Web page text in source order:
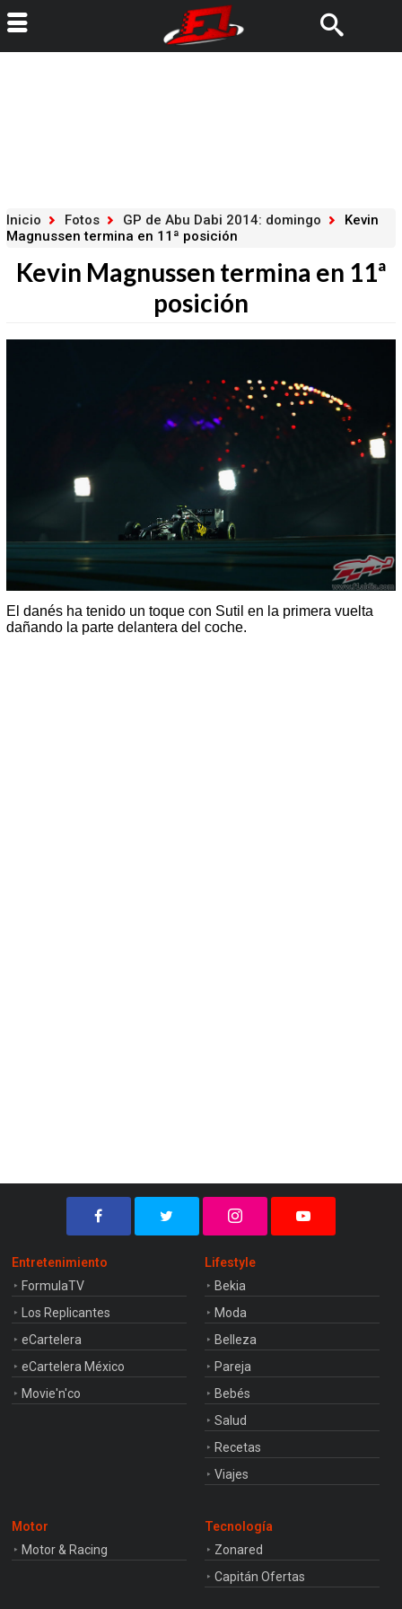
Inicio Fotos GP de Abu Dabi 2014: domingo
Kevin
Magnussen termina en 11ª posición
Kevin Magnussen termina en 11ª
posición
El danés ha tenido un toque con Sutil en la primera vuelta
dañando la parte delantera del coche.
Entretenimiento
FormulaTV
Los Replicantes
eCartelera
eCartelera México
Movie'n'co
Lifestyle
Bekia
Moda
Belleza
Pareja
Bebés
Salud
Recetas
Viajes
Motor
Motor & Racing
Tecnología
Zonared
Capitán Ofertas